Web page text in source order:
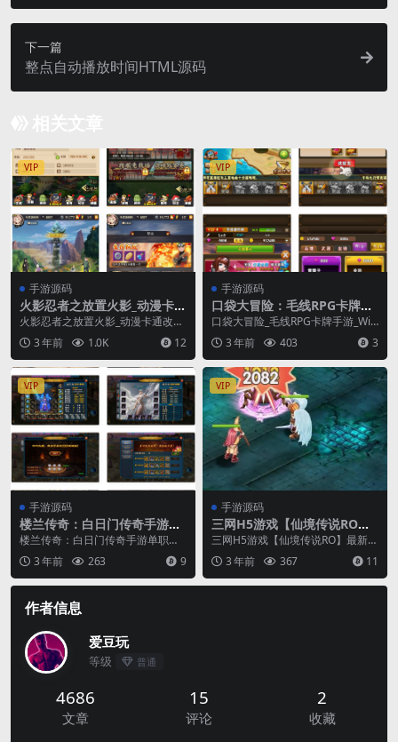
下一篇
整点自动播放时间HTML源码
VIP
手游源码
火影忍者之放置火影_动漫卡通
改编冒险卡牌回合手游_Linux
服务端源码
火影忍者之放置火影_动漫卡通改编
冒险卡牌回合手游_Linux服务端源
码_视频架设...
3 年前 1.0K 12
VIP
手游源码
口袋大冒险：毛线RPG卡牌手
游Win服务端搭建教程及充值
指南
口袋大冒险_毛线RPG卡牌手游_Win
服务端_通用视频架设教程_附带充
值教程
3 年前 403 3
VIP
手游源码
楼兰传奇：白日门传奇手游单
职业特色，附Win服务端、通
用视频架设教程和GM网页后
台，支持苹果iOS和安卓双端
楼兰传奇：白日门传奇手游单职业
特色，附Win服务端、通用视频架
设教程和GM网页后...
3 年前 263 9
VIP
手游源码
三网H5游戏【仙境传说RO】
最新整理Linux商业手工服务
端+CDK后台授权+详细搭建教
程
三网H5游戏【仙境传说RO】最新整
理Linux商业手工服务端+CDK后台
授权+详...
3 年前 367 11
作者信息
爱豆玩
等级 普通
4686
文章
15
评论
2
收藏